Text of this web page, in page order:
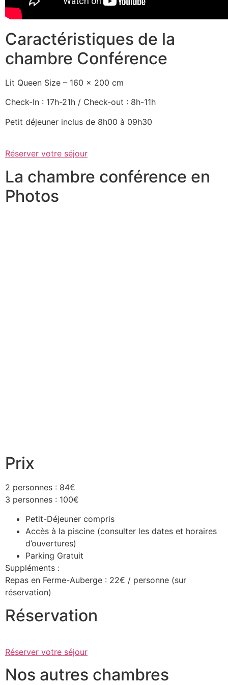
Caractéristiques de la
chambre Conférence
Lit Queen Size – 160 x 200 cm
Check-In : 17h-21h / Check-out : 8h-11h
Petit déjeuner inclus de 8h00 à 09h30
Réserver votre séjour
La chambre conférence en
Photos
Prix
2 personnes : 84€
3 personnes : 100€
Petit-Déjeuner compris
Accès à la piscine (consulter les dates et horaires
d’ouvertures)
Parking Gratuit
Suppléments :
Repas en Ferme-Auberge : 22€ / personne (sur
réservation)
Réservation
Réserver votre séjour
Nos autres chambres